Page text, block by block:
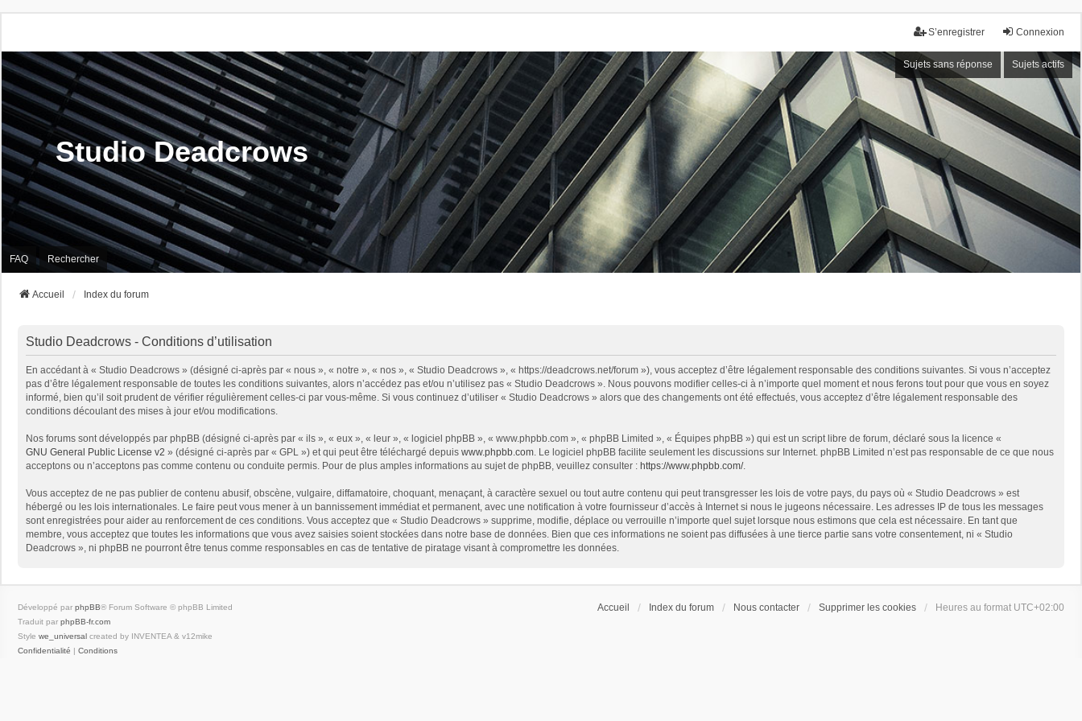
Connexion
S’enregistrer
Sujets sans réponse Sujets actifs
Studio Deadcrows
FAQ Rechercher
Accueil Index du forum
Studio Deadcrows - Conditions d’utilisation
En accédant à « Studio Deadcrows » (désigné ci-après par « nous », « notre », « nos », « Studio Deadcrows », « https://deadcrows.net/forum »), vous acceptez d’être légalement responsable des conditions suivantes. Si vous n’acceptez
pas d’être légalement responsable de toutes les conditions suivantes, alors n’accédez pas et/ou n’utilisez pas « Studio Deadcrows ». Nous pouvons modifier celles-ci à n’importe quel moment et nous ferons tout pour que vous en soyez
informé, bien qu’il soit prudent de vérifier régulièrement celles-ci par vous-même. Si vous continuez d’utiliser « Studio Deadcrows » alors que des changements ont été effectués, vous acceptez d’être légalement responsable des
conditions découlant des mises à jour et/ou modifications.
Nos forums sont développés par phpBB (désigné ci-après par « ils », « eux », « leur », « logiciel phpBB », « www.phpbb.com », « phpBB Limited », « Équipes phpBB ») qui est un script libre de forum, déclaré sous la licence «
GNU General Public License v2 » (désigné ci-après par « GPL ») et qui peut être téléchargé depuis www.phpbb.com. Le logiciel phpBB facilite seulement les discussions sur Internet. phpBB Limited n’est pas responsable de ce que nous
acceptons ou n’acceptons pas comme contenu ou conduite permis. Pour de plus amples informations au sujet de phpBB, veuillez consulter : https://www.phpbb.com/.
Vous acceptez de ne pas publier de contenu abusif, obscène, vulgaire, diffamatoire, choquant, menaçant, à caractère sexuel ou tout autre contenu qui peut transgresser les lois de votre pays, du pays où « Studio Deadcrows » est
hébergé ou les lois internationales. Le faire peut vous mener à un bannissement immédiat et permanent, avec une notification à votre fournisseur d’accès à Internet si nous le jugeons nécessaire. Les adresses IP de tous les messages
sont enregistrées pour aider au renforcement de ces conditions. Vous acceptez que « Studio Deadcrows » supprime, modifie, déplace ou verrouille n’importe quel sujet lorsque nous estimons que cela est nécessaire. En tant que
membre, vous acceptez que toutes les informations que vous avez saisies soient stockées dans notre base de données. Bien que ces informations ne soient pas diffusées à une tierce partie sans votre consentement, ni « Studio
Deadcrows », ni phpBB ne pourront être tenus comme responsables en cas de tentative de piratage visant à compromettre les données.
Accueil Index du forum Nous contacter Supprimer les cookies Heures au format UTC+02:00
Développé par phpBB® Forum Software © phpBB Limited
Traduit par phpBB-fr.com
Style we_universal created by INVENTEA & v12mike
Confidentialité | Conditions